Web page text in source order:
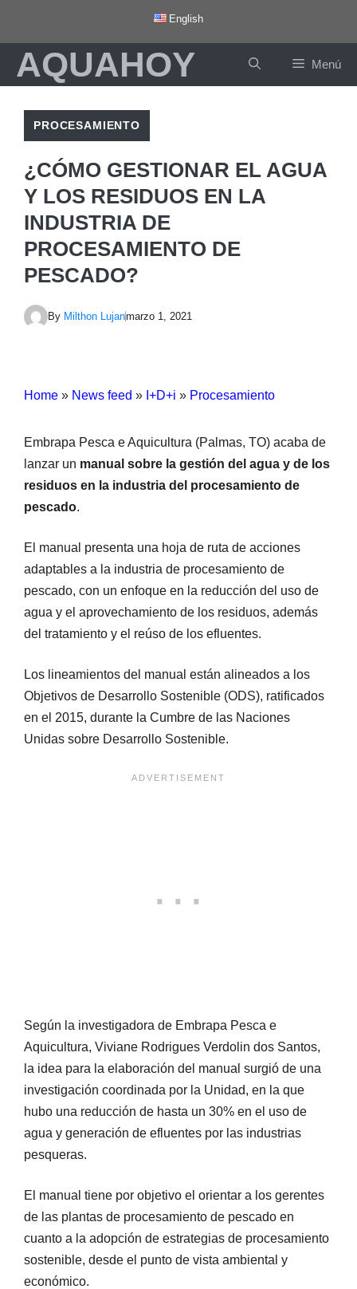
contenido
English
AQUAHOY Menú
PROCESAMIENTO
¿CÓMO GESTIONAR EL AGUA
Y LOS RESIDUOS EN LA
INDUSTRIA DE
PROCESAMIENTO DE
PESCADO?
By Milthon Lujanmarzo 1, 2021
Home » News feed » I+D+i » Procesamiento
Embrapa Pesca e Aquicultura (Palmas, TO) acaba de
lanzar un manual sobre la gestión del agua y de los
residuos en la industria del procesamiento de
pescado.
El manual presenta una hoja de ruta de acciones
adaptables a la industria de procesamiento de
pescado, con un enfoque en la reducción del uso de
agua y el aprovechamiento de los residuos, además
del tratamiento y el reúso de los efluentes.
Los lineamientos del manual están alineados a los
Objetivos de Desarrollo Sostenible (ODS), ratificados
en el 2015, durante la Cumbre de las Naciones
Unidas sobre Desarrollo Sostenible.
Según la investigadora de Embrapa Pesca e
Aquicultura, Viviane Rodrigues Verdolin dos Santos,
la idea para la elaboración del manual surgió de una
investigación coordinada por la Unidad, en la que
hubo una reducción de hasta un 30% en el uso de
agua y generación de efluentes por las industrias
pesqueras.
El manual tiene por objetivo el orientar a los gerentes
de las plantas de procesamiento de pescado en
cuanto a la adopción de estrategias de procesamiento
sostenible, desde el punto de vista ambiental y
económico.